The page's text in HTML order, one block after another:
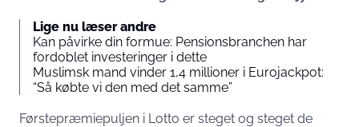
Lige nu læser andre
Kan påvirke din formue: Pensionsbranchen har
fordoblet investeringer i dette
Muslimsk mand vinder 1,4 millioner i Eurojackpot:
“Så købte vi den med det samme”
Førstepræmiepuljen i Lotto er steget og steget de